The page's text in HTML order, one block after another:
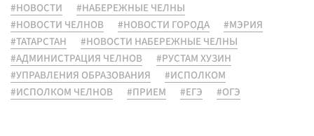
#НОВОСТИ
#НАБЕРЕЖНЫЕ ЧЕЛНЫ
#НОВОСТИ ЧЕЛНОВ
#НОВОСТИ ГОРОДА
#МЭРИЯ
#ТАТАРСТАН
#НОВОСТИ НАБЕРЕЖНЫЕ ЧЕЛНЫ
#АДМИНИСТРАЦИЯ ЧЕЛНОВ
#РУСТАМ ХУЗИН
#УПРАВЛЕНИЯ ОБРАЗОВАНИЯ
#ИСПОЛКОМ
#ИСПОЛКОМ ЧЕЛНОВ
#ПРИЕМ #ЕГЭ #ОГЭ